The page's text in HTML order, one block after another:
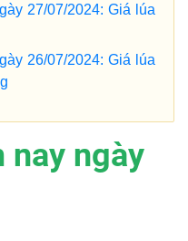
27/07/2024: Giá lúa
26/07/2024: Giá lúa
nay ngày